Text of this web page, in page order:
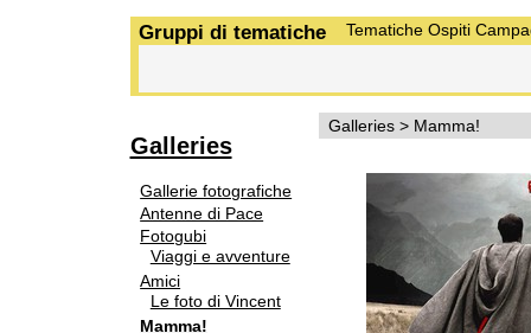
Gruppi di tematiche Tematiche Ospiti
Galleries
Gallerie fotografiche
Antenne di Pace
Fotogubi
Viaggi e avventure
Amici
Le foto di Vincent
Mamma!
Galleries> Mamma!